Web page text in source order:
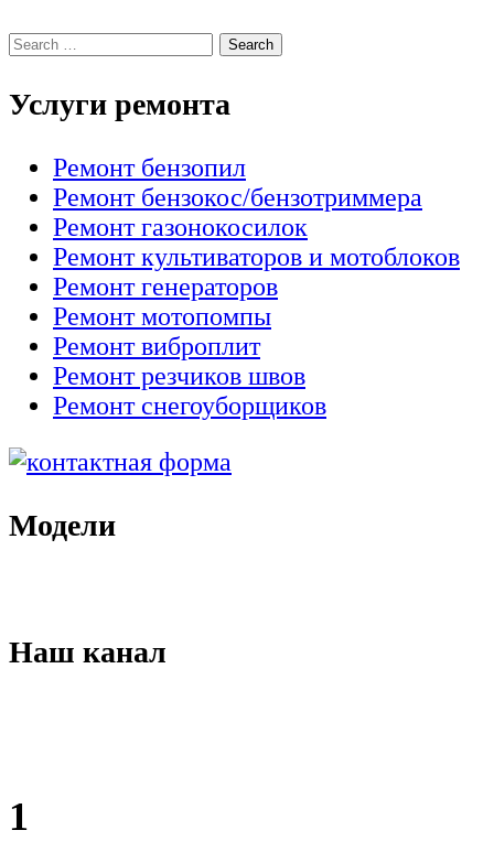
Услуги ремонта
Ремонт бензопил
Ремонт бензокос/бензотриммера
Ремонт газонокосилок
Ремонт культиваторов и мотоблоков
Ремонт генераторов
Ремонт мотопомпы
Ремонт виброплит
Ремонт резчиков швов
Ремонт снегоуборщиков
Модели
Наш канал
1